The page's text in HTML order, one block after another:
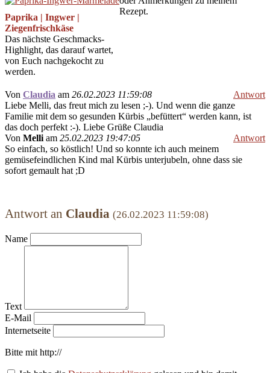
Paprika | Ingwer |
Ziegenfrischkäse
Das nächste Geschmacks-
Highlight, das darauf wartet,
von Euch nachgekocht zu
werden.
Rezept.
Von Claudia am 26.02.2023 11:59:08
Antwort
Liebe Melli, das freut mich zu lesen ;-). Und wenn die ganze
Familie mit dem so gesunden Kürbis „befüttert“ werden kann, ist
das doch perfekt :-). Liebe Grüße Claudia
Von Melliam 25.02.2023 19:47:05
Antwort
So einfach, so köstlich! Und so konnte ich auch meinem
gemüsefeindlichen Kind mal Kürbis unterjubeln, ohne dass sie
sofort gemault hat ;D
Antwort an Claudia (26.02.2023 11:59:08)
Name
Text
E-Mail
Internetseite
Bitte mit http://